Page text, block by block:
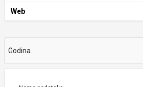
Web
Godina